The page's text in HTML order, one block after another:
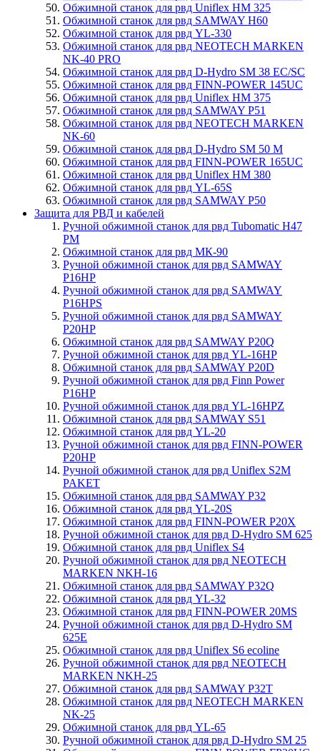
Обжимной станок для рвд Uniflex HM 325
Обжимной станок для рвд SAMWAY H60
Обжимной станок для рвд YL-330
Обжимной станок для рвд NEOTECH MARKEN
NK-40 PRO
Обжимной станок для рвд D-Hydro SM 38 EC/SC
Обжимной станок для рвд FINN-POWER 145UC
Обжимной станок для рвд Uniflex HM 375
Обжимной станок для рвд SAMWAY P51
Обжимной станок для рвд NEOTECH MARKEN
NK-60
Обжимной станок для рвд D-Hydro SM 50 M
Обжимной станок для рвд FINN-POWER 165UC
Обжимной станок для рвд Uniflex HM 380
Обжимной станок для рвд YL-65S
Обжимной станок для рвд SAMWAY P50
Защита для РВД и кабелей
Ручной обжимной станок для рвд Tubomatic H47
PM
Обжимной станок для рвд МК-90
Ручной обжимной станок для рвд SAMWAY
P16HP
Ручной обжимной станок для рвд SAMWAY
P16HPS
Ручной обжимной станок для рвд SAMWAY
P20HP
Обжимной станок для рвд SAMWAY P20Q
Ручной обжимной станок для рвд YL-16HP
Обжимной станок для рвд SAMWAY P20D
Ручной обжимной станок для рвд Finn Power
P16HP
Ручной обжимной станок для рвд YL-16HPZ
Обжимной станок для рвд SAMWAY S51
Обжимной станок для рвд YL-20
Ручной обжимной станок для рвд FINN-POWER
P20HP
Ручной обжимной станок для рвд Uniflex S2M
PAKET
Обжимной станок для рвд SAMWAY P32
Обжимной станок для рвд YL-20S
Обжимной станок для рвд FINN-POWER P20X
Ручной обжимной станок для рвд D-Hydro SM 625
Обжимной станок для рвд Uniflex S4
Ручной обжимной станок для рвд NEOTECH
MARKEN NKH-16
Обжимной станок для рвд SAMWAY P32Q
Обжимной станок для рвд YL-32
Обжимной станок для рвд FINN-POWER 20MS
Ручной обжимной станок для рвд D-Hydro SM
625E
Обжимной станок для рвд Uniflex S6 ecoline
Ручной обжимной станок для рвд NEOTECH
MARKEN NKH-25
Обжимной станок для рвд SAMWAY P32T
Обжимной станок для рвд NEOTECH MARKEN
NK-25
Обжимной станок для рвд YL-65
Ручной обжимной станок для рвд D-Hydro SM 25